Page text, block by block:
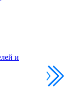
и